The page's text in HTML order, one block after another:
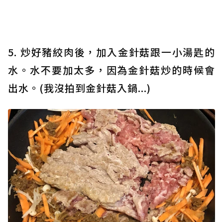
5. 炒好豬絞肉後，加入金針菇跟一小湯匙的
水。水不要加太多，因為金針菇炒的時候會
出水。(我沒拍到金針菇入鍋...)